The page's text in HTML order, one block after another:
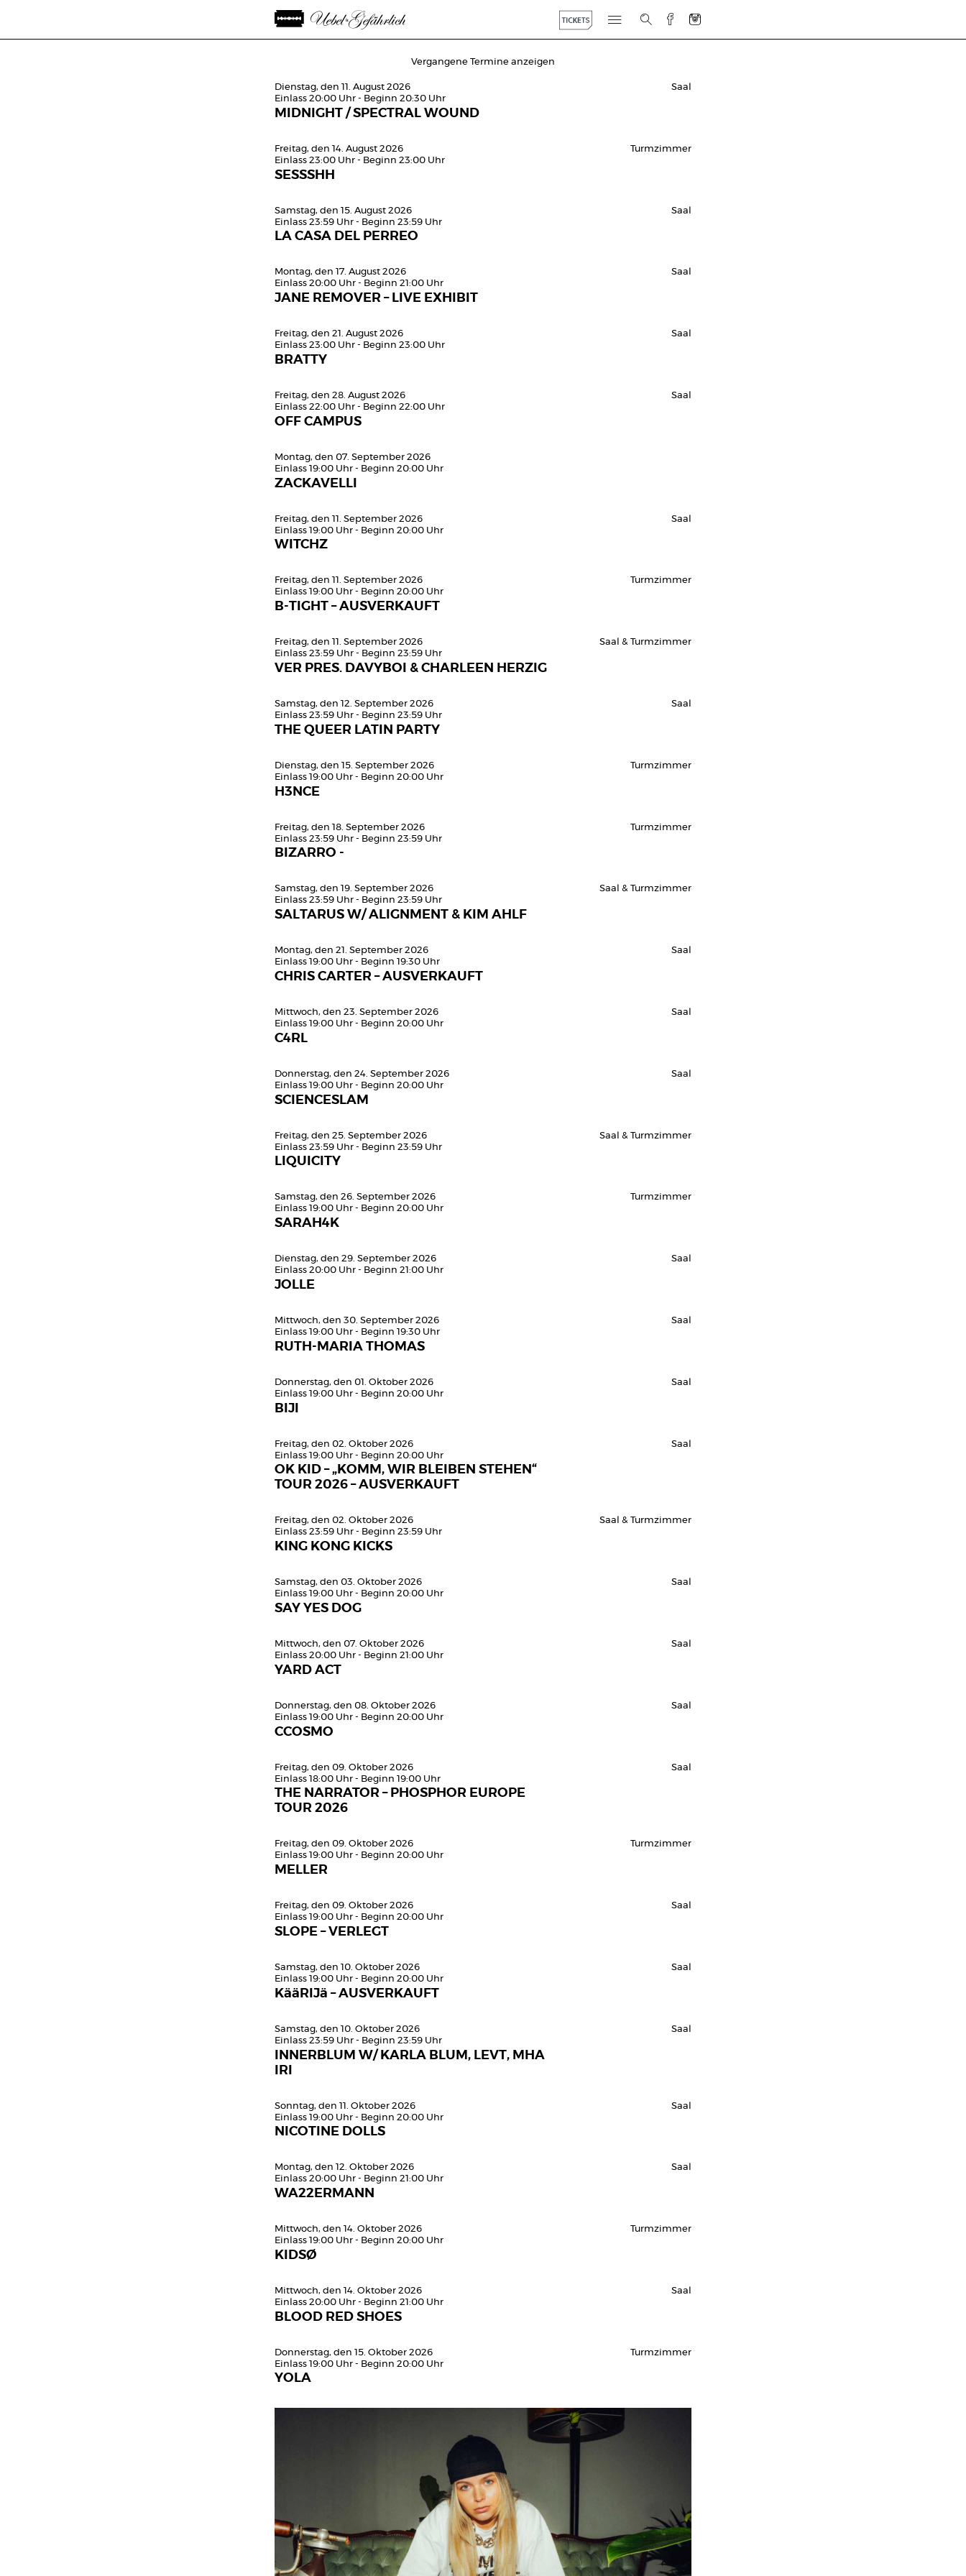
Vergangene Termine anzeigen
Dienstag, den 11. August 2026
Einlass 20:00 Uhr - Beginn 20:30 Uhr
MIDNIGHT / SPECTRAL WOUND
Saal
Freitag, den 14. August 2026
Einlass 23:00 Uhr - Beginn 23:00 Uhr
SESSSHH
Turmzimmer
Samstag, den 15. August 2026
Einlass 23:59 Uhr - Beginn 23:59 Uhr
LA CASA DEL PERREO
Saal
Montag, den 17. August 2026
Einlass 20:00 Uhr - Beginn 21:00 Uhr
JANE REMOVER – LIVE EXHIBIT
Saal
Freitag, den 21. August 2026
Einlass 23:00 Uhr - Beginn 23:00 Uhr
BRATTY
Saal
Freitag, den 28. August 2026
Einlass 22:00 Uhr - Beginn 22:00 Uhr
OFF CAMPUS
Saal
Montag, den 07. September 2026
Einlass 19:00 Uhr - Beginn 20:00 Uhr
ZACKAVELLI
Freitag, den 11. September 2026
Einlass 19:00 Uhr - Beginn 20:00 Uhr
WITCHZ
Saal
Freitag, den 11. September 2026
Einlass 19:00 Uhr - Beginn 20:00 Uhr
B-TIGHT – AUSVERKAUFT
Turmzimmer
Freitag, den 11. September 2026
Einlass 23:59 Uhr - Beginn 23:59 Uhr
VER PRES. DAVYBOI & CHARLEEN HERZIG
Saal & Turmzimmer
Samstag, den 12. September 2026
Einlass 23:59 Uhr - Beginn 23:59 Uhr
THE QUEER LATIN PARTY
Saal
Dienstag, den 15. September 2026
Einlass 19:00 Uhr - Beginn 20:00 Uhr
H3NCE
Turmzimmer
Freitag, den 18. September 2026
Einlass 23:59 Uhr - Beginn 23:59 Uhr
BIZARRO -
Turmzimmer
Samstag, den 19. September 2026
Einlass 23:59 Uhr - Beginn 23:59 Uhr
SALTARUS W/ ALIGNMENT & KIM AHLF
Saal & Turmzimmer
Montag, den 21. September 2026
Einlass 19:00 Uhr - Beginn 19:30 Uhr
CHRIS CARTER – AUSVERKAUFT
Saal
Mittwoch, den 23. September 2026
Einlass 19:00 Uhr - Beginn 20:00 Uhr
C4RL
Saal
Donnerstag, den 24. September 2026
Einlass 19:00 Uhr - Beginn 20:00 Uhr
SCIENCESLAM
Saal
Freitag, den 25. September 2026
Einlass 23:59 Uhr - Beginn 23:59 Uhr
LIQUICITY
Saal & Turmzimmer
Samstag, den 26. September 2026
Einlass 19:00 Uhr - Beginn 20:00 Uhr
SARAH4K
Turmzimmer
Dienstag, den 29. September 2026
Einlass 20:00 Uhr - Beginn 21:00 Uhr
JOLLE
Saal
Mittwoch, den 30. September 2026
Einlass 19:00 Uhr - Beginn 19:30 Uhr
RUTH-MARIA THOMAS
Saal
Donnerstag, den 01. Oktober 2026
Einlass 19:00 Uhr - Beginn 20:00 Uhr
BIJI
Saal
Freitag, den 02. Oktober 2026
Einlass 19:00 Uhr - Beginn 20:00 Uhr
OK KID – „KOMM, WIR BLEIBEN STEHEN“
TOUR 2026 – AUSVERKAUFT
Saal
Freitag, den 02. Oktober 2026
Einlass 23:59 Uhr - Beginn 23:59 Uhr
KING KONG KICKS
Saal & Turmzimmer
Samstag, den 03. Oktober 2026
Einlass 19:00 Uhr - Beginn 20:00 Uhr
SAY YES DOG
Saal
Mittwoch, den 07. Oktober 2026
Einlass 20:00 Uhr - Beginn 21:00 Uhr
YARD ACT
Saal
Donnerstag, den 08. Oktober 2026
Einlass 19:00 Uhr - Beginn 20:00 Uhr
CCOSMO
Saal
Freitag, den 09. Oktober 2026
Einlass 18:00 Uhr - Beginn 19:00 Uhr
THE NARRATOR – PHOSPHOR EUROPE
TOUR 2026
Saal
Freitag, den 09. Oktober 2026
Einlass 19:00 Uhr - Beginn 20:00 Uhr
MELLER
Turmzimmer
Freitag, den 09. Oktober 2026
Einlass 19:00 Uhr - Beginn 20:00 Uhr
SLOPE – VERLEGT
Saal
Samstag, den 10. Oktober 2026
Einlass 19:00 Uhr - Beginn 20:00 Uhr
KääRIJä – AUSVERKAUFT
Saal
Samstag, den 10. Oktober 2026
Einlass 23:59 Uhr - Beginn 23:59 Uhr
INNERBLUM W/ KARLA BLUM, LEVT, MHA
IRI
Saal
Sonntag, den 11. Oktober 2026
Einlass 19:00 Uhr - Beginn 20:00 Uhr
NICOTINE DOLLS
Saal
Montag, den 12. Oktober 2026
Einlass 20:00 Uhr - Beginn 21:00 Uhr
WA22ERMANN
Saal
Mittwoch, den 14. Oktober 2026
Einlass 19:00 Uhr - Beginn 20:00 Uhr
KIDSØ
Turmzimmer
Mittwoch, den 14. Oktober 2026
Einlass 20:00 Uhr - Beginn 21:00 Uhr
BLOOD RED SHOES
Saal
Donnerstag, den 15. Oktober 2026
Einlass 19:00 Uhr - Beginn 20:00 Uhr
YOLA
Turmzimmer